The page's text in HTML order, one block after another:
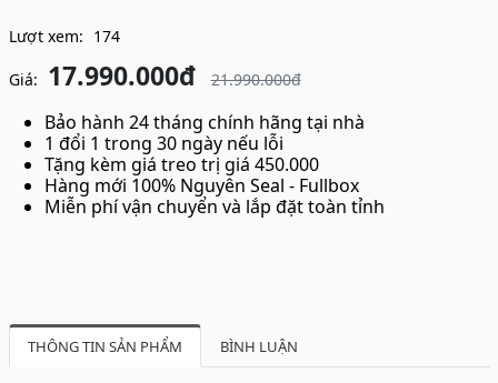
Lượt xem: 174
Giá: 17.990.000đ 21.990.000đ
Bảo hành 24 tháng chính hãng tại nhà
1 đổi 1 trong 30 ngày nếu lỗi
Tặng kèm giá treo trị giá 450.000
Hàng mới 100% Nguyên Seal - Fullbox
Miễn phí vận chuyển và lắp đặt toàn tỉnh
THÔNG TIN SẢN PHẨM BÌNH LUẬN